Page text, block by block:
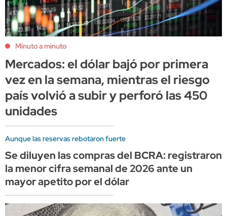
Minuto a minuto
Mercados: el dólar bajó por primera
vez en la semana, mientras el riesgo
país volvió a subir y perforó las 450
unidades
Aunque las reservas rebotaron fuerte
Se diluyen las compras del BCRA: registraron
la menor cifra semanal de 2026 ante un
mayor apetito por el dólar